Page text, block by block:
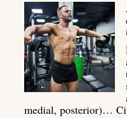
culturism:
Inamicul
tăcut
al
masei
musculare
medial, posterior)…